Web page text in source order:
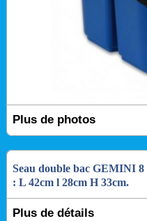
Plus de photos
Seau double bac GEMINI 8
: L 42cm l 28cm H 33cm.
Plus de détails